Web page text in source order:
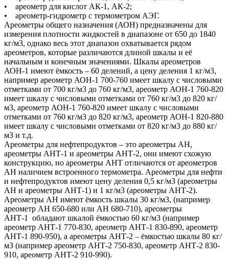
• ареометр для кислот АК-1, АК-2;
• ареометр-гидрометр с термометром АЭГ.
Ареометры общего назначения (АОН) предназначены для
измерения плотности жидкостей в диапазоне от 650 до 1840
кг/м3, однако весь этот диапазон охватывается рядом
ареометров, которые различаются длиной шкалы и её
начальным и конечным значениями. Шкалы ареометров
АОН-1 имеют ёмкость – 60 делений, а цену деления 1 кг/м3,
например ареометр АОН-1 700-760 имеет шкалу с числовыми
отметками от 700 кг/м3 до 760 кг/м3, ареометр АОН-1 760-820
имеет шкалу с числовыми отметками от 760 кг/м3 до 820 кг/
м3, ареометр АОН-1 760-820 имеет шкалу с числовыми
отметками от 760 кг/м3 до 820 кг/м3, ареометр АОН-1 820-880
имеет шкалу с числовыми отметками от 820 кг/м3 до 880 кг/
м3 и т.д.
Ареометры для нефтепродуктов – это ареометры АН,
ареометры АНТ-1 и ареометры АНТ-2, они имеют схожую
конструкцию, но ареометры АНТ отличаются от ареометров
АН наличием встроенного термометра. Ареометры для нефти
и нефтепродуктов имеют цену деления 0,5 кг/м3 (ареометры
АН и ареометры АНТ-1) и 1 кг/м3 (ареометры АНТ-2).
Ареометры АН имеют ёмкость шкалы 30 кг/м3, (например
ареометр АН 650-680 или АН 680-710), ареометры
АНТ-1 обладают шкалой ёмкостью 60 кг/м3 (например
ареометр АНТ-1 770-830, ареометр АНТ-1 830-890, ареометр
АНТ-1 890-950), а ареометры АНТ-2 – ёмкостью шкалы 80 кг/
м3 (например ареометр АНТ-2 750-830, ареометр АНТ-2 830-
910, ареометр АНТ-2 910-990).